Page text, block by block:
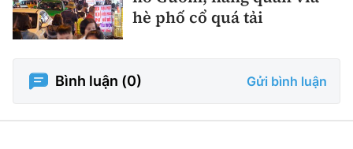
hè phố cổ quá tải
Bình luận (0) Gửi bình luận